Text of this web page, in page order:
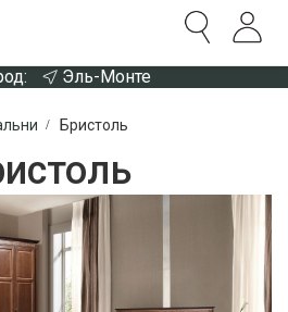
Эль-Монте
Бристоль